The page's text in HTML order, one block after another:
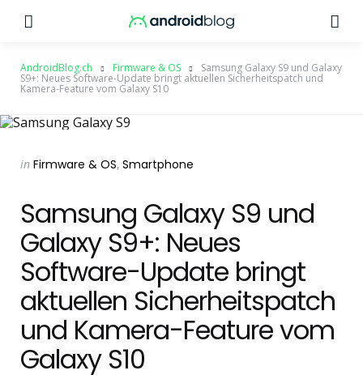
AndroidBlog.ch Firmware & OS Samsung Galaxy S9 und Galaxy
S9+: Neues Software-Update bringt aktuellen Sicherheitspatch und
Kamera-Feature vom Galaxy S10
Categories
Posted
in Firmware & OS Smartphone
Samsung Galaxy S9 und
Galaxy S9+: Neues
Software-Update bringt
aktuellen Sicherheitspatch
und Kamera-Feature vom
Galaxy S10